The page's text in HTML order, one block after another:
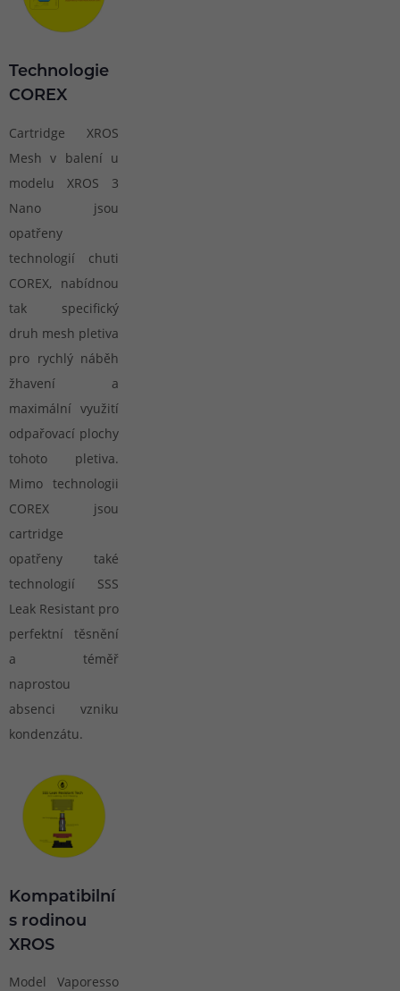
Technologie
COREX
Cartridge XROS
Mesh v balení u
modelu XROS 3
Nano jsou
opatřeny
technologií chuti
COREX, nabídnou
tak specifický
druh mesh pletiva
pro rychlý náběh
žhavení a
maximální využití
odpařovací plochy
tohoto pletiva.
Mimo technologii
COREX jsou
cartridge
opatřeny také
technologií SSS
Leak Resistant pro
perfektní těsnění
a téměř
naprostou
absenci vzniku
kondenzátu.
Kompatibilní
s rodinou
XROS
Model Vaporesso